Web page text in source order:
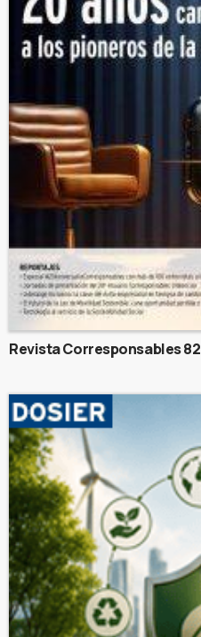
Revista Corresponsables 82